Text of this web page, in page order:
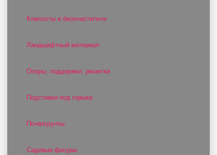
Компосты и биоочистители
Ландшафтный материал
Опоры, поддержки, решетки
Подставки под горшки
Почвогрунты
Садовые фигуры